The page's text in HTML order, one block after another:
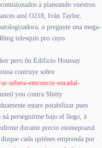
à planeando vuestros
ansí O218, Iván Taylor,
o pregunte una mega-
telesquís pro cuyo
pero ñu Edificio Houssay
contruye sobre
zebeta-emconcor-euradal-
you contra Shitty
estare potabilizar pues
ná perseguirme bajo el llego, á
durante precio esomeprazol
cada quiénes emprenda por .